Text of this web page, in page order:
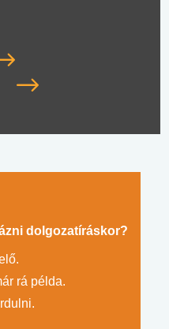
dolgozatíráskor?
rá példa.